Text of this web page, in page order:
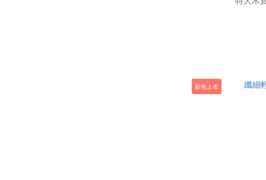
新色上市